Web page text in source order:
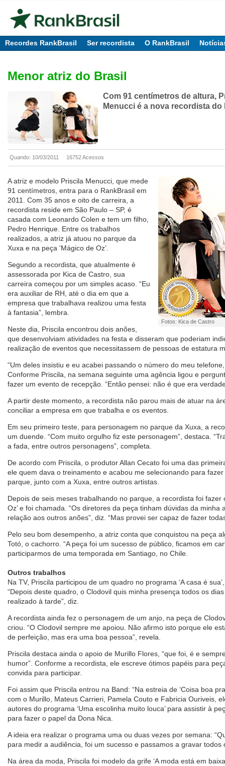
Recordes RankBrasil Ser recordista O RankBrasil
Menor atriz do Brasil
Com 91 centímetros de altura,
Menucci é a nova recordista do
Quando: 10/03/2011 16752 Acessos
Fotos: Kica de Castro
A atriz e modelo Priscila Menucci, que mede
91 centímetros, entra para o RankBrasil em
2011. Com 35 anos e oito de carreira, a
recordista reside em São Paulo – SP, é
casada com Leonardo Colen e tem um filho,
Pedro Henrique. Entre os trabalhos
realizados, a atriz já atuou no parque da
Xuxa e na peça ‘Mágico de Oz’.
Segundo a recordista, que atualmente é
assessorada por Kica de Castro, sua
carreira começou por um simples acaso. “Eu
era auxiliar de RH, até o dia em que a
empresa que trabalhava realizou uma festa
à fantasia”, lembra.
Neste dia, Priscila encontrou dois anões,
que desenvolviam atividades na festa e disseram que poderiam
realização de eventos que necessitassem de pessoas de estatura
“Um deles insistiu e eu acabei passando o número do meu
Conforme Priscila, na semana seguinte uma agência ligou e
fazer um evento de recepção. “Então pensei: não é que era
A partir deste momento, a recordista não parou mais de atuar na
conciliar a empresa em que trabalha e os eventos.
Em seu primeiro teste, para personagem no parque da Xuxa, a
um duende. “Com muito orgulho fiz este personagem”, destaca.
a fada, entre outros personagens”, completa.
De acordo com Priscila, o produtor Allan Cecato foi uma das
ele quem dava o treinamento e acabou me selecionando para
parque, junto com a Xuxa, entre outros artistas.
Depois de seis meses trabalhando no parque, a recordista foi fazer
Oz’ e foi chamada. “Os diretores da peça tinham dúvidas da
relação aos outros anões”, diz. “Mas provei ser capaz de fazer
Pelo seu bom desempenho, a atriz conta que conquistou na peça
Totó, o cachorro. “A peça foi um sucesso de público, ficamos em
participarmos de uma temporada em Santiago, no Chile.
Outros trabalhos
Na TV, Priscila participou de um quadro no programa ‘A casa é
“Depois deste quadro, o Clodovil quis minha presença todos os
realizado à tarde”, diz.
A recordista ainda fez o personagem de um anjo, na peça de
criou. “O Clodovil sempre me apoiou. Não afirmo isto porque ele
de perfeição, mas era uma boa pessoa”, revela.
Priscila destaca ainda o apoio de Murillo Flores, “que foi, é e
humor”. Conforme a recordista, ele escreve ótimos papéis para
convida para participar.
Foi assim que Priscila entrou na Band: “Na estreia de ‘Coisa boa
com o Murillo, Mateus Carrieri, Pamela Couto e Fabricia Ouriveis,
autores do programa ‘Uma escolinha muito louca’ para assistir à
para fazer o papel da Dona Nica.
A ideia era realizar o programa uma ou duas vezes por semana:
para medir a audiência, foi um sucesso e passamos a gravar todos
Na área da moda, Priscila foi modelo da grife ‘A moda está em